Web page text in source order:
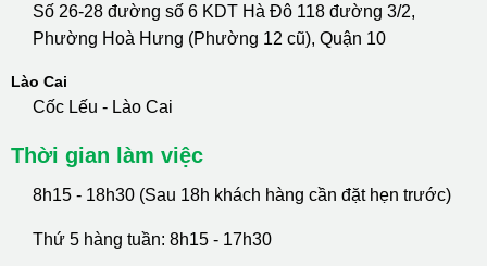
Số 26-28 đường số 6 KDT Hà Đô 118 đường 3/2,
Phường Hoà Hưng (Phường 12 cũ), Quận 10
Lào Cai
Cốc Lếu - Lào Cai
Thời gian làm việc
8h15 - 18h30 (Sau 18h khách hàng cần đặt hẹn trước)
Thứ 5 hàng tuần: 8h15 - 17h30